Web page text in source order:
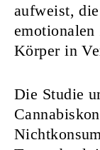
aufweist,
emotionalen
Körper in
Die Studie